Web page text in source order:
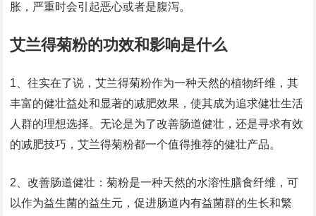
胀，严重时会引起恶心或者是腹泻。
艾兰得菊粉的功效和影响是什么
1、往实在了说，艾兰得菊粉作为一种天然的植物纤维，其
丰富的健壮益处和显著的减肥效果，使其成为追求健壮生活
人群的理想选择。无论是为了改善肠道健壮，还是寻求有效
的减肥技巧，艾兰得菊粉都一个值得推荐的健壮产品。
2、改善肠道健壮：菊粉是一种天然的水溶性膳食纤维，可
以作为益生菌的益生元，促进肠道内有益菌群的生长和繁